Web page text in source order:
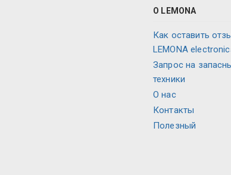
О LEMONA
Как оставить
LEMONA
Запрос на
техники
О нас
Контакты
Полезный